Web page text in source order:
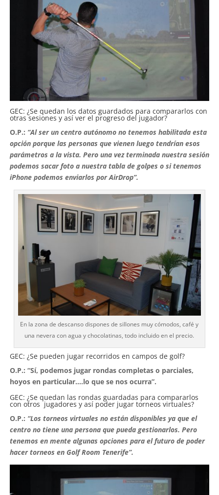
GEC: ¿Se quedan los datos guardados para compararlos con
otras sesiones y así ver el progreso del jugador?
O.P.: “Al ser un centro autónomo no tenemos habilitada esta
opción porque las personas que vienen luego tendrían esos
parámetros a la vista. Pero una vez terminada nuestra sesión
podemos sacar foto a nuestra tabla de golpes o si tenemos
iPhone podemos enviarlos por AirDrop”.
En la zona de descanso dispones de sillones muy cómodos, café y
una nevera con agua y chocolatinas, todo incluido en el precio.
GEC: ¿Se pueden jugar recorridos en campos de golf?
O.P.: “Sí, podemos jugar rondas completas o parciales,
hoyos en particular….lo que se nos ocurra”.
GEC: ¿Se quedan las rondas guardadas para compararlos
con otros jugadores y así poder jugar torneos virtuales?
O.P.: “Los torneos virtuales no están disponibles ya que el
centro no tiene una persona que pueda gestionarlos. Pero
tenemos en mente algunas opciones para el futuro de poder
hacer torneos en Golf Room Tenerife”.